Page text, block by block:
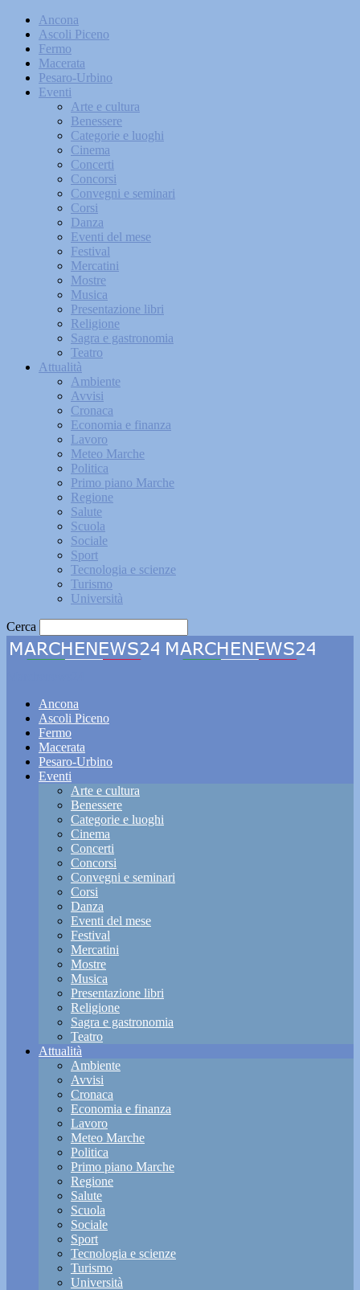
Ancona
Ascoli Piceno
Fermo
Macerata
Pesaro-Urbino
Eventi
Arte e cultura
Benessere
Categorie e luoghi
Cinema
Concerti
Concorsi
Convegni e seminari
Corsi
Danza
Eventi del mese
Festival
Mercatini
Mostre
Musica
Presentazione libri
Religione
Sagra e gastronomia
Teatro
Attualità
Ambiente
Avvisi
Cronaca
Economia e finanza
Lavoro
Meteo Marche
Politica
Primo piano Marche
Regione
Salute
Scuola
Sociale
Sport
Tecnologia e scienze
Turismo
Università
Cerca
Ancona
Ascoli Piceno
Fermo
Macerata
Pesaro-Urbino
Eventi
Arte e cultura
Benessere
Categorie e luoghi
Cinema
Concerti
Concorsi
Convegni e seminari
Corsi
Danza
Eventi del mese
Festival
Mercatini
Mostre
Musica
Presentazione libri
Religione
Sagra e gastronomia
Teatro
Attualità
Ambiente
Avvisi
Cronaca
Economia e finanza
Lavoro
Meteo Marche
Politica
Primo piano Marche
Regione
Salute
Scuola
Sociale
Sport
Tecnologia e scienze
Turismo
Università